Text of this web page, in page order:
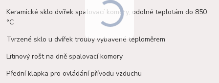
Keramické sklo dvířek spalovací komory, odolné teplotám do 850
°C
Tvrzené sklo u dvířek trouby vybavené teploměrem
Litinový rošt na dně spalovací komory
Přední klapka pro ovládání přívodu vzduchu